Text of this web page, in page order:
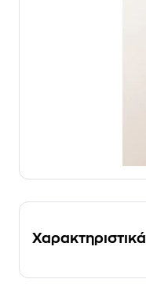
Χαρακτηριστικά